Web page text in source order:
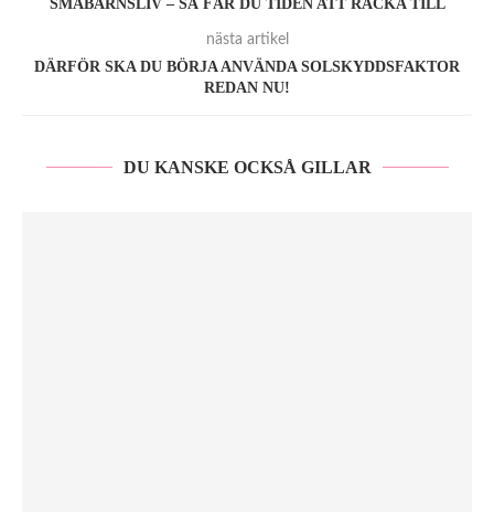
SMÅBARNSLIV – SÅ FÅR DU TIDEN ATT RÄCKA TILL
nästa artikel
DÄRFÖR SKA DU BÖRJA ANVÄNDA SOLSKYDDSFAKTOR
REDAN NU!
DU KANSKE OCKSÅ GILLAR